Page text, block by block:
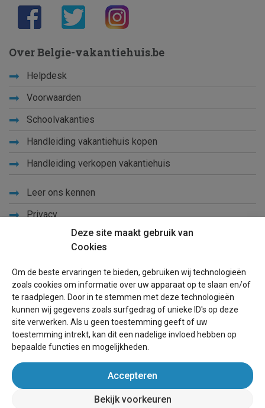
Deze site maakt gebruik van
Cookies
Om de beste ervaringen te bieden, gebruiken wij technologieën
zoals cookies om informatie over uw apparaat op te slaan en/of
te raadplegen. Door in te stemmen met deze technologieën
kunnen wij gegevens zoals surfgedrag of unieke ID's op deze
site verwerken. Als u geen toestemming geeft of uw
toestemming intrekt, kan dit een nadelige invloed hebben op
bepaalde functies en mogelijkheden.
Accepteren
Bekijk voorkeuren
Over Belgie-vakantiehuis.be
Helpdesk
Voorwaarden
Schoolvakanties
Handleiding vakantiehuis kopen
Handleiding verkopen vakantiehuis
Leer ons kennen
Privacy
Blog
Voor eigenaren
Een advertentie plaatsen
Succesvol verhuren vakantiewoning
wereldvakantiehuis.be(vakantiehuizen wereldwijd)